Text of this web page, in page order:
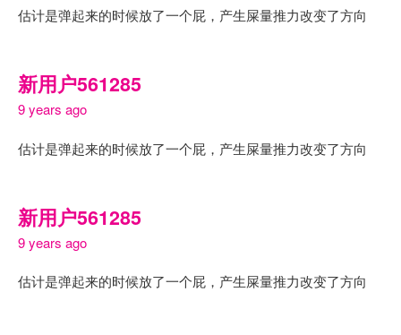
估计是弹起来的时候放了一个屁，产生屎量推力改变了方向
新用户561285
9 years ago
估计是弹起来的时候放了一个屁，产生屎量推力改变了方向
新用户561285
9 years ago
估计是弹起来的时候放了一个屁，产生屎量推力改变了方向